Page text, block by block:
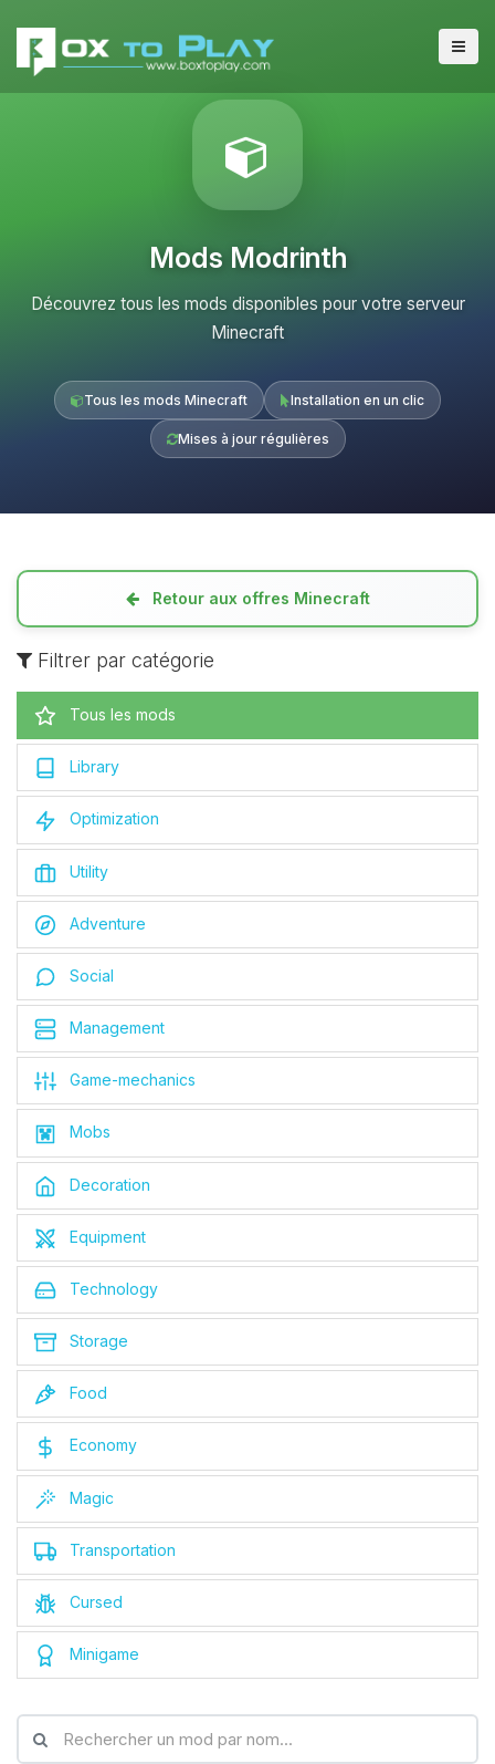
Mods Modrinth
Découvrez tous les mods disponibles pour votre serveur
Minecraft
Tous les mods Minecraft Installation en un clic
Mises à jour régulières
Retour aux offres Minecraft
Filtrer par catégorie
Tous les mods
Library
Optimization
Utility
Adventure
Social
Management
Game-mechanics
Mobs
Decoration
Equipment
Technology
Storage
Food
Economy
Magic
Transportation
Cursed
Minigame